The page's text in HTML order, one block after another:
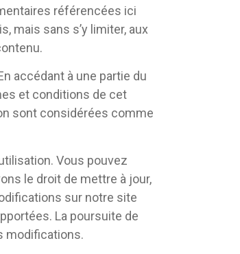
référencées ici
mais sans s’y limiter, aux
accédant à une partie du
et conditions de cet
sont considérées comme
Vous pouvez
le droit de mettre à jour,
sur notre site
La poursuite de
modifications.